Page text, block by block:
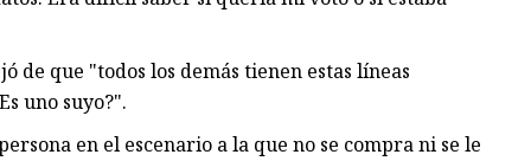
de que "todos los demás tienen estas líneas
uno suyo?".
en el escenario a la que no se compra ni se le